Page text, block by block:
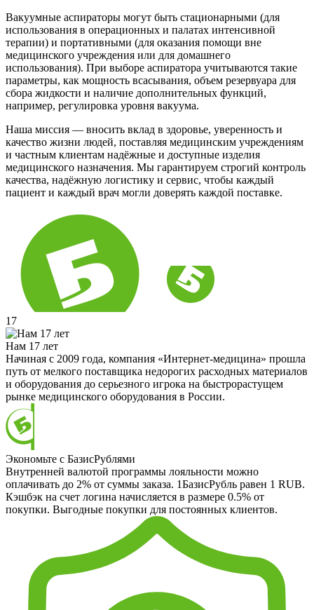
Вакуумные аспираторы могут быть стационарными (для
использования в операционных и палатах интенсивной
терапии) и портативными (для оказания помощи вне
медицинского учреждения или для домашнего
использования). При выборе аспиратора учитываются такие
параметры, как мощность всасывания, объем резервуара для
сбора жидкости и наличие дополнительных функций,
например, регулировка уровня вакуума.
Наша миссия — вносить вклад в здоровье, уверенность и
качество жизни людей, поставляя медицинским учреждениям
и частным клиентам надёжные и доступные изделия
медицинского назначения. Мы гарантируем строгий контроль
качества, надёжную логистику и сервис, чтобы каждый
пациент и каждый врач могли доверять каждой поставке.
17
Нам 17 лет
Начиная с 2009 года, компания «Интернет-медицина» прошла
путь от мелкого поставщика недорогих расходных материалов
и оборудования до серьезного игрока на быстрорастущем
рынке медицинского оборудования в России.
Экономьте с БазисРублями
Внутренней валютой программы лояльности можно
оплачивать до 2% от суммы заказа. 1БазисРубль равен 1 RUB.
Кэшбэк на счет логина начисляется в размере 0.5% от
покупки. Выгодные покупки для постоянных клиентов.